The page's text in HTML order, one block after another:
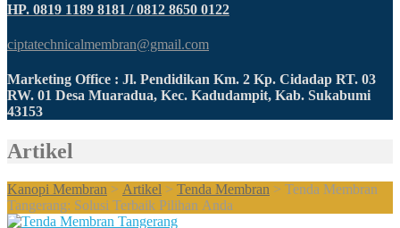
HP. 0819 1189 8181 / 0812 8650 0122
ciptatechnicalmembran@gmail.com
Marketing Office : Jl. Pendidikan Km. 2 Kp. Cidadap RT. 03
RW. 01 Desa Muaradua, Kec. Kadudampit, Kab. Sukabumi
43153
Artikel
Kanopi Membran > Artikel > Tenda Membran > Tenda Membran
Tangerang: Solusi Terbaik Pilihan Anda